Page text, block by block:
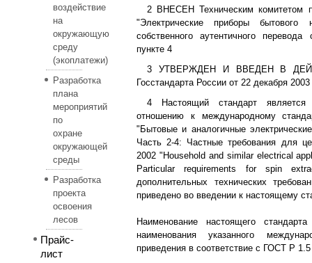
воздействие
на
окружающую
среду
(экоплатежи)
Разработка
плана
мероприятий
по
охране
окружающей
среды
Разработка
проекта
освоения
лесов
Прайс-
лист
2 ВНЕСЕН Техническим комитетом
"Электрические приборы бытового
собственного аутентичного перевода
пункте 4
3 УТВЕРЖДЕН И ВВЕДЕН В
Госстандарта России от 22 декабря 2003
4 Настоящий стандарт
отношению к международному
"Бытовые и аналогичные
Часть 2-4: Частные требования для
2002 "Household and similar electrical
Particular requirements for spin
дополнительных технических
приведено во введении к настоящему
Наименование настоящего
наименования указанного
приведения в соответствие с ГОСТ Р